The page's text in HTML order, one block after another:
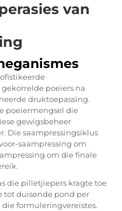
van
poeiers na
druktoepassing.
poeiermengsel die
gewigsbeheer
Die saampressingsiklus
saampressing om
om die finale
die pilletjiepers kragte toe
tot duisende pond per
formuleringvereistes.